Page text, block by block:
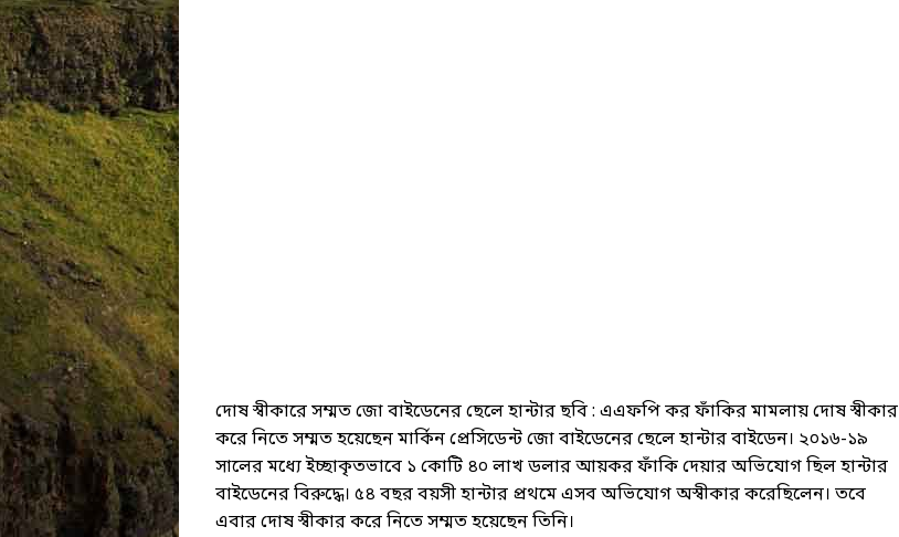
দোষ স্বীকারে সম্মত জো বাইডেনের ছেলে হান্টার ছবি : এএফপি কর ফাঁকির মামলায় দোষ স্বীকার
করে নিতে সম্মত হয়েছেন মার্কিন প্রেসিডেন্ট জো বাইডেনের ছেলে হান্টার বাইডেন। ২০১৬-১৯
সালের মধ্যে ইচ্ছাকৃতভাবে ১ কোটি ৪০ লাখ ডলার আয়কর ফাঁকি দেয়ার অভিযোগ ছিল হান্টার
বাইডেনের বিরুদ্ধে। ৫৪ বছর বয়সী হান্টার প্রথমে এসব অভিযোগ অস্বীকার করেছিলেন। তবে
এবার দোষ স্বীকার করে নিতে সম্মত হয়েছেন তিনি।